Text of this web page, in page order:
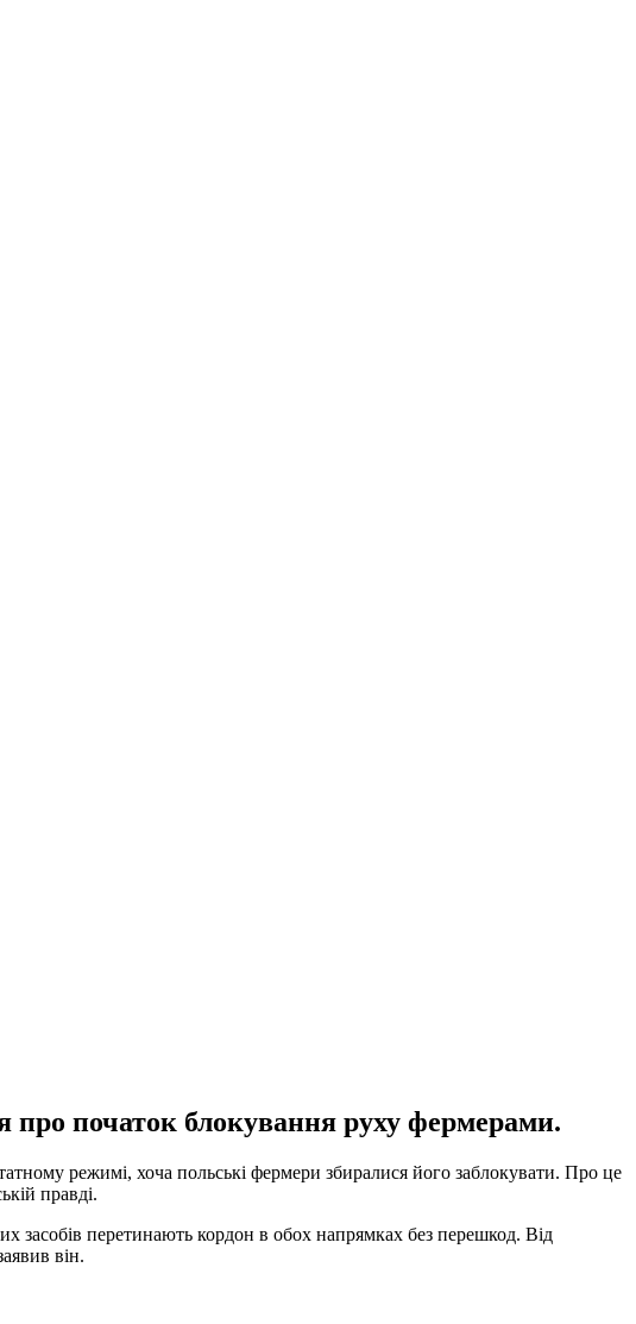
про початок блокування руху фермерами.
режимі, хоча польські фермери збиралися його заблокувати. Про це
правді.
засобів перетинають кордон в обох напрямках без перешкод. Від
він.